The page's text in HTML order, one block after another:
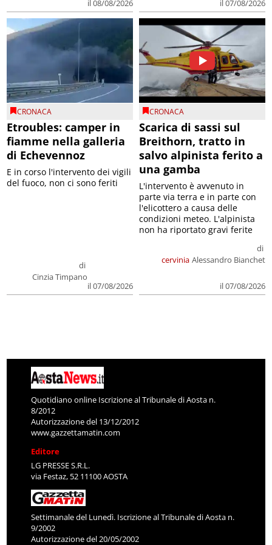
il 08/08/2026 il 07/08/2026
CRONACA
Etroubles: camper in
fiamme nella galleria
di Echevennoz
di
Cinzia Timpano
il 07/08/2026
E in corso l'intervento dei vigili
del fuoco, non ci sono feriti
CRONACA
Scarica di sassi sul
Breithorn, tratto in
salvo alpinista ferito a
una gamba
cervinia
di
Alessandro Bianchet
il 07/08/2026
L'intervento è avvenuto in
parte via terra e in parte con
l'elicottero a causa delle
condizioni meteo. L'alpinista
non ha riportato gravi ferite
Quotidiano online Iscrizione al Tribunale di Aosta n.
8/2012
Autorizzazione del 13/12/2012
www.gazzettamatin.com
Editore
LG PRESSE S.R.L.
via Festaz, 52 11100 AOSTA
Settimanale del Lunedì. Iscrizione al Tribunale di Aosta n.
9/2002
Autorizzazione del 20/05/2002